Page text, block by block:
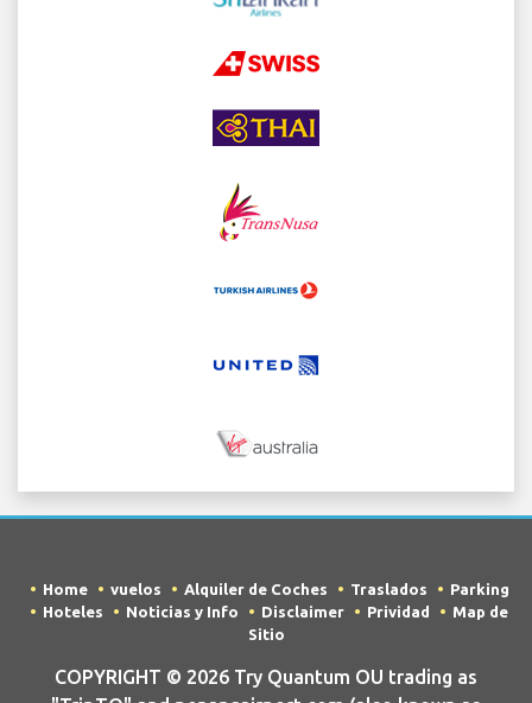
Home vuelos Alquiler de Coches Traslados
Parking
Hoteles
Noticias y Info Disclaimer Prividad
Map de
Sitio
COPYRIGHT © 2026 Try Quantum OU trading as